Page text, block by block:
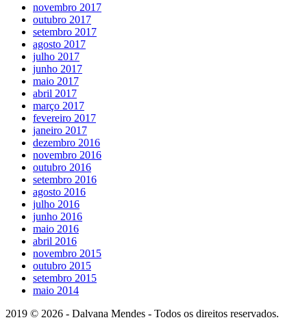
novembro 2017
outubro 2017
setembro 2017
agosto 2017
julho 2017
junho 2017
maio 2017
abril 2017
março 2017
fevereiro 2017
janeiro 2017
dezembro 2016
novembro 2016
outubro 2016
setembro 2016
agosto 2016
julho 2016
junho 2016
maio 2016
abril 2016
novembro 2015
outubro 2015
setembro 2015
maio 2014
2019 © 2026 - Dalvana Mendes - Todos os direitos reservados.